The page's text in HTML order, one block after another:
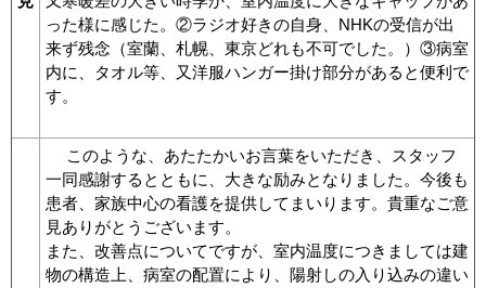
った様に感じた。②ラジオ好きの自身、NHKの受信が出
来ず残念（室蘭、札幌、東京どれも不可でした。）③病室
内に、タオル等、又洋服ハンガー掛け部分があると便利で
す。
このような、あたたかいお言葉をいただき、スタッフ
一同感謝するとともに、大きな励みとなりました。今後も
患者、家族中心の看護を提供してまいります。貴重なご意
見ありがとうございます。
また、改善点についてですが、室内温度につきましては建
物の構造上、病室の配置により、陽射しの入り込みの違い